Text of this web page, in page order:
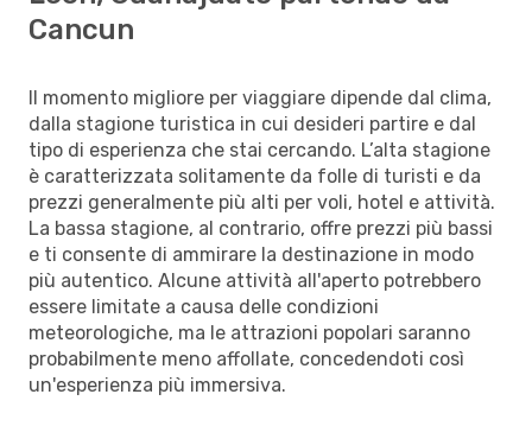
Cancun
Il momento migliore per viaggiare dipende dal clima,
dalla stagione turistica in cui desideri partire e dal
tipo di esperienza che stai cercando. L’alta stagione
è caratterizzata solitamente da folle di turisti e da
prezzi generalmente più alti per voli, hotel e attività.
La bassa stagione, al contrario, offre prezzi più bassi
e ti consente di ammirare la destinazione in modo
più autentico. Alcune attività all'aperto potrebbero
essere limitate a causa delle condizioni
meteorologiche, ma le attrazioni popolari saranno
probabilmente meno affollate, concedendoti così
un'esperienza più immersiva.